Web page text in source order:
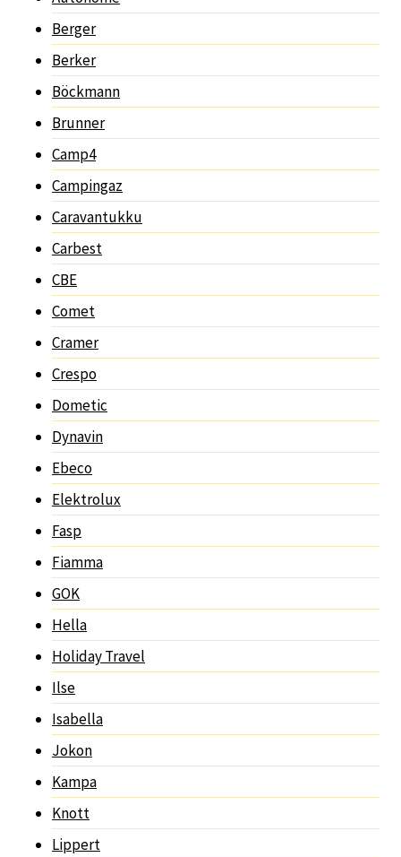
Berger
Berker
Böckmann
Brunner
Camp4
Campingaz
Caravantukku
Carbest
CBE
Comet
Cramer
Crespo
Dometic
Dynavin
Ebeco
Elektrolux
Fasp
Fiamma
GOK
Hella
Holiday Travel
Ilse
Isabella
Jokon
Kampa
Knott
Lippert